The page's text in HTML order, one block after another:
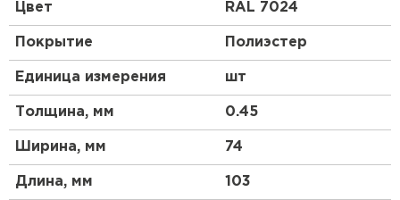
Цвет RAL 7024
Покрытие Полиэстер
Единица измерения шт
Толщина, мм 0.45
Ширина, мм 74
Длина, мм 103